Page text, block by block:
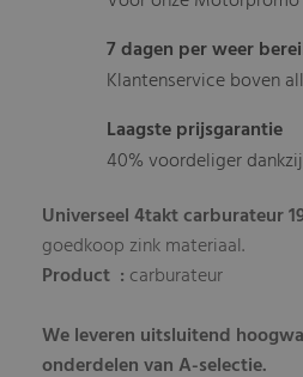
7 dagen per weer
Klantenservice boven
Laagste prijsgarantie
40% voordeliger
Universeel 4takt carburateur
goedkoop zink materiaal.
Product : carburateur
We leveren uitsluitend
onderdelen van A-selectie.